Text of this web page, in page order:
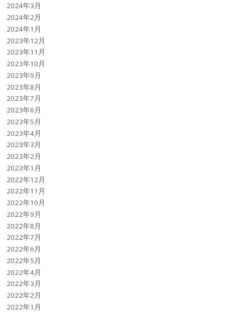
2024年3月
2024年2月
2024年1月
2023年12月
2023年11月
2023年10月
2023年9月
2023年8月
2023年7月
2023年6月
2023年5月
2023年4月
2023年3月
2023年2月
2023年1月
2022年12月
2022年11月
2022年10月
2022年9月
2022年8月
2022年7月
2022年6月
2022年5月
2022年4月
2022年3月
2022年2月
2022年1月